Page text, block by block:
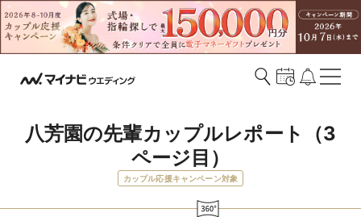
八芳園の先輩カップルレポート（3
ページ目）
カップル応援キャンペーン対象